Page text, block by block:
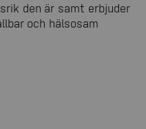
den är samt erbjuder
och hälsosam